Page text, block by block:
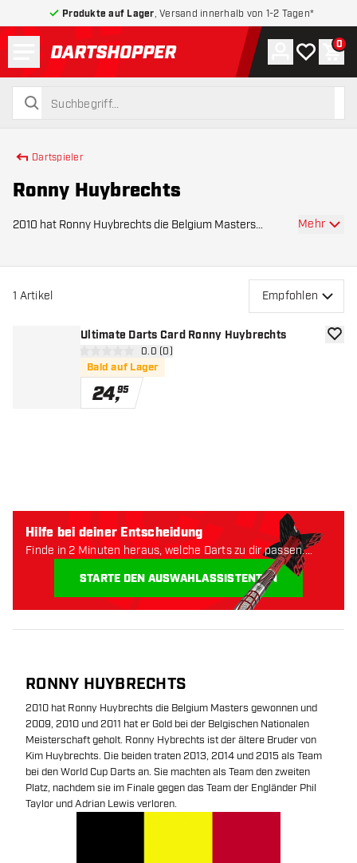
Produkte auf Lager , Versand innerhalb von 1-2 Tagen*
zurück zur Startseite
suchen
suchen
Konto
Meine 0
Dartspieler
Ronny Huybrechts
2010 hat Ronny Huybrechts die Belgium Masters
Mehr
1 Artikel Empfohlen
Ultimate Darts Card Ronny Huybrechts
Bewertungsbereich öffnen
0 Bewertungssterne
0.0 (0)
Bald auf Lager
24,95
Zur
Hilfe bei deiner Entscheidung
Finde in 2 Minuten heraus, welche Darts zu dir passen.
STARTE DEN AUSWAHLASSISTENTEN
RONNY HUYBRECHTS
2010 hat Ronny Huybrechts die Belgium Masters gewonnen und
2009, 2010 und 2011 hat er Gold bei der Belgischen Nationalen
Meisterschaft geholt. Ronny Hybrechts ist der ältere Bruder von
Kim Huybrechts. Die beiden traten 2013, 2014 und 2015 als Team
bei den World Cup Darts an. Sie machten als Team den zweiten
Platz, nachdem sie im Finale gegen das Team der Engländer Phil
Taylor und Adrian Lewis verloren.